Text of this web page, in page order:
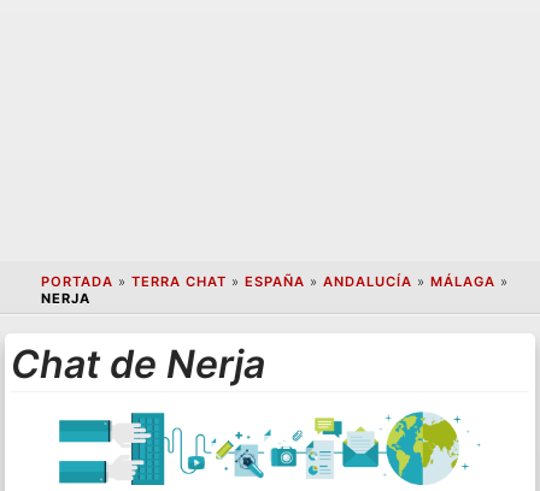
PORTADA » TERRA CHAT » ESPAÑA » ANDALUCÍA » MÁLAGA »
NERJA
Chat de Nerja